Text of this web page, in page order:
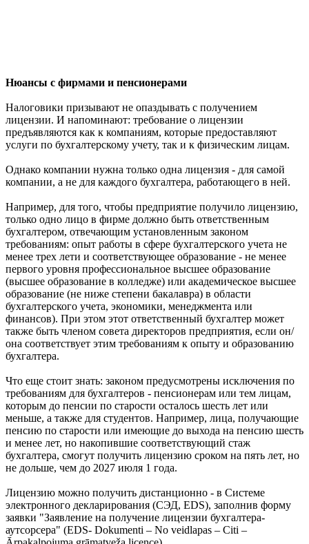
Нюансы с фирмами и пенсионерами
Налоговики призывают не опаздывать с получением
лицензии. И напоминают: требование о лицензии
предъявляются как к компаниям, которые предоставляют
услуги по бухгалтерскому учету, так и к физическим лицам.
Однако компании нужна только одна лицензия - для самой
компании, а не для каждого бухгалтера, работающего в ней.
Например, для того, чтобы предприятие получило лицензию,
только одно лицо в фирме должно быть ответственным
бухгалтером, отвечающим установленным законом
требованиям: опыт работы в сфере бухгалтерского учета не
менее трех лети и соответствующее образование - не менее
первого уровня профессиональное высшее образование
(высшее образование в колледже) или академическое высшее
образование (не ниже степени бакалавра) в области
бухгалтерского учета, экономики, менеджмента или
финансов). При этом этот ответственный бухгалтер может
также быть членом совета директоров предприятия, если он/
она соответствует этим требованиям к опыту и образованию
бухгалтера.
Что еще стоит знать: законом предусмотрены исключения по
требованиям для бухгалтеров - пенсионерам или тем лицам,
которым до пенсии по старости осталось шесть лет или
меньше, а также для студентов. Например, лица, получающие
пенсию по старости или имеющие до выхода на пенсию шесть
и менее лет, но накопившие соответствующий стаж
бухгалтера, смогут получить лицензию сроком на пять лет, но
не дольше, чем до 2027 июля 1 года.
Лицензию можно получить дистанционно - в Системе
электронного декларирования (СЭД, EDS), заполнив форму
заявки "Заявление на получение лицензии бухгалтера-
аутсорсера" (EDS- Dokumenti – No veidlapas – Citi –